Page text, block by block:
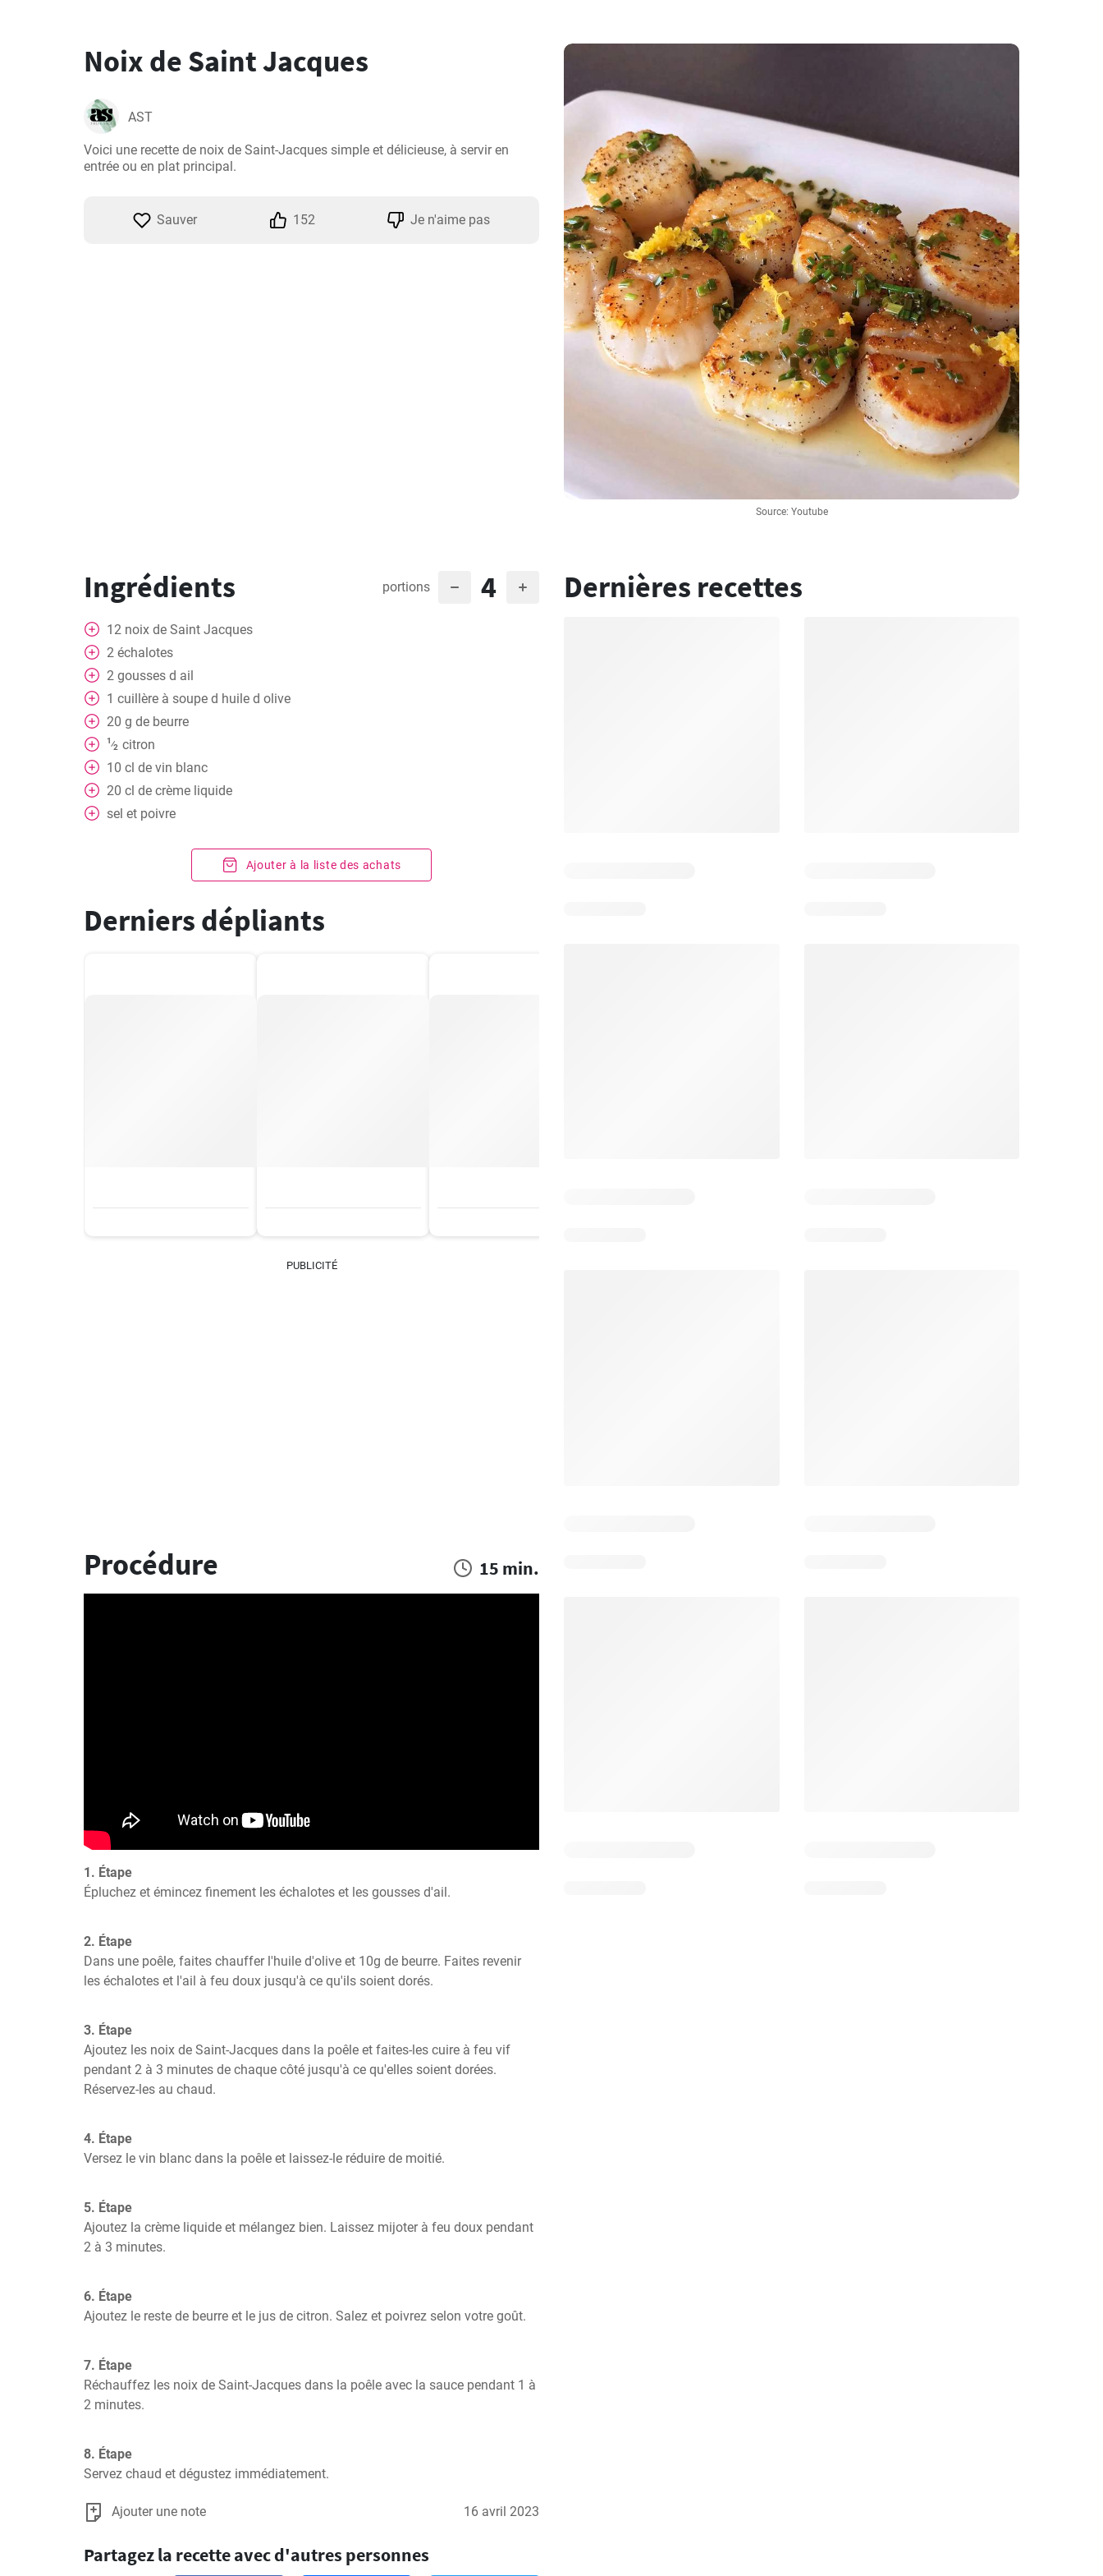
Source: Youtube
Noix de Saint Jacques
AST
Voici une recette de noix de Saint-Jacques simple et délicieuse, à servir en
entrée ou en plat principal.
Sauver 152 Je n'aime pas
Ingrédients portions 4
12 noix de Saint Jacques
2 échalotes
2 gousses d ail
1 cuillère à soupe d huile d olive
20 g de beurre
1⁄2 citron
10 cl de vin blanc
20 cl de crème liquide
sel et poivre
Ajouter à la liste des achats
Derniers dépliants
PUBLICITÉ
Procédure 15 min.
1. Étape
Épluchez et émincez finement les échalotes et les gousses d'ail.
2. Étape
Dans une poêle, faites chauffer l'huile d'olive et 10g de beurre. Faites revenir
les échalotes et l'ail à feu doux jusqu'à ce qu'ils soient dorés.
3. Étape
Ajoutez les noix de Saint-Jacques dans la poêle et faites-les cuire à feu vif
pendant 2 à 3 minutes de chaque côté jusqu'à ce qu'elles soient dorées.
Réservez-les au chaud.
4. Étape
Versez le vin blanc dans la poêle et laissez-le réduire de moitié.
5. Étape
Ajoutez la crème liquide et mélangez bien. Laissez mijoter à feu doux pendant
2 à 3 minutes.
6. Étape
Ajoutez le reste de beurre et le jus de citron. Salez et poivrez selon votre goût.
7. Étape
Réchauffez les noix de Saint-Jacques dans la poêle avec la sauce pendant 1 à
2 minutes.
8. Étape
Servez chaud et dégustez immédiatement.
Ajouter une note 16 avril 2023
Partagez la recette avec d'autres personnes
Dernières recettes